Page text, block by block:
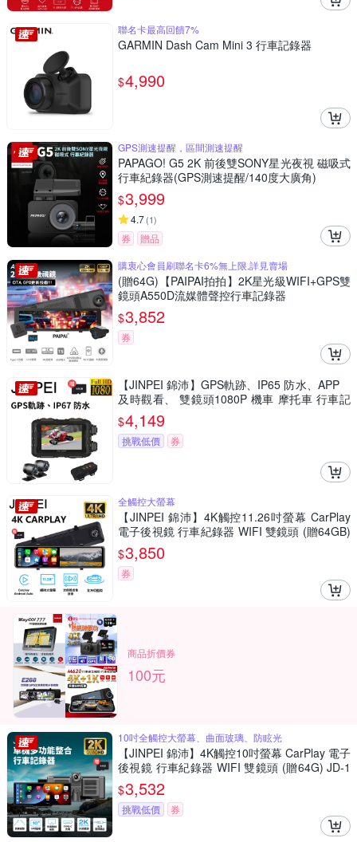
聯名卡最高回饋7%
GARMIN Dash Cam Mini 3 行車記錄器
$4,990
GPS測速提醒，區間測速提醒
PAPAGO! G5 2K 前後雙SONY星光夜視 磁吸式
行車紀錄器(GPS測速提醒/140度大廣角)
$3,999
4.7(1)
券
贈品
購衷心會員刷聯名卡6%無上限,詳見賣場
(贈64G)【PAIPAI拍拍】2K星光級WIFI+GPS雙
鏡頭A550D流媒體聲控行車記錄器
$3,852
券
【JINPEI 錦沛】GPS軌跡、IP65 防水、APP
及時觀看、 雙鏡頭1080P 機車 摩托車 行車記
錄器 (贈64GB)
$4,149
挑戰低價 券
全觸控大螢幕
【JINPEI 錦沛】4K觸控11.26吋螢幕 CarPlay
電子後視鏡 行車紀錄器 WIFI 雙鏡頭 (贈64GB)
JD-17B
$3,850
券
商品折價券
100元
10吋全觸控大螢幕、曲面玻璃、防眩光
【JINPEI 錦沛】4K觸控10吋螢幕 CarPlay 電子
後視鏡 行車紀錄器 WIFI 雙鏡頭 (贈64G) JD-1
8B
$3,532
挑戰低價 券